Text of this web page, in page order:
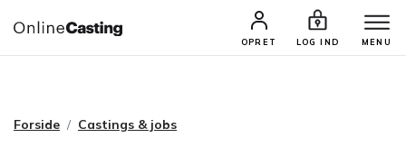
OPRET LOG IND MENU
CASTINGS & JOBS SØG PROFIL
Forside Castings & jobs